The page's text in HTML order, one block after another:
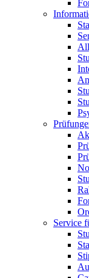
Service